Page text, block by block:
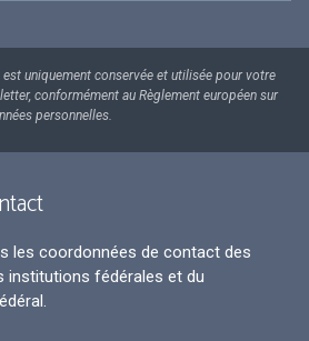
est uniquement conservée et utilisée pour votre
conformément au Règlement européen sur
personnelles.
les coordonnées de contact des
institutions fédérales et du